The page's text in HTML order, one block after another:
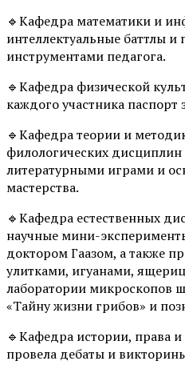
🔹Кафедра математики и
интеллектуальные баттлы
инструментами педагога.
🔹Кафедра физической
каждого участника паспорт
🔹Кафедра теории и
филологических
литературными играми и
мастерства.
🔹Кафедра естественных
научные мини-
доктором Гаазом, а также
улитками, игуанами,
лаборатории микроскопов
«Тайну жизни грибов» и
🔹Кафедра истории, права
провела дебаты и